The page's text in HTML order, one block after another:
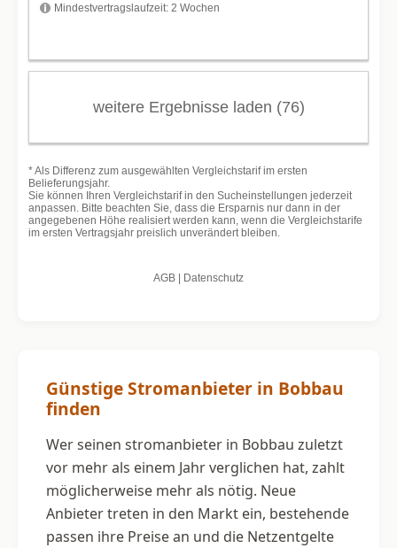
Günstige Stromanbieter in Bobbau
finden
Wer seinen stromanbieter in Bobbau zuletzt
vor mehr als einem Jahr verglichen hat, zahlt
möglicherweise mehr als nötig. Neue
Anbieter treten in den Markt ein, bestehende
passen ihre Preise an und die Netzentgelte